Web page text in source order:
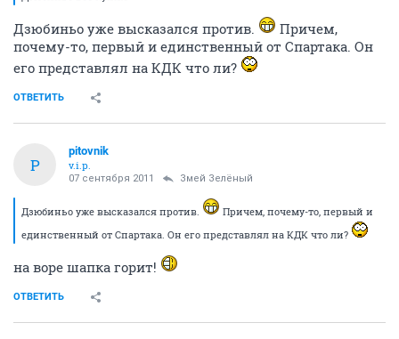
Дзюбиньо уже высказался против.
Причем,
почему-то, первый и единственный от Спартака. Он
его представлял на КДК что ли?
ОТВЕТИТЬ
P
pitovnik
v.i.p.
07 сентября 2011 Змей Зелёный
Дзюбиньо уже высказался против.
Причем, почему-то, первый и
единственный от Спартака. Он его представлял на КДК что ли?
на воре шапка горит!
ОТВЕТИТЬ